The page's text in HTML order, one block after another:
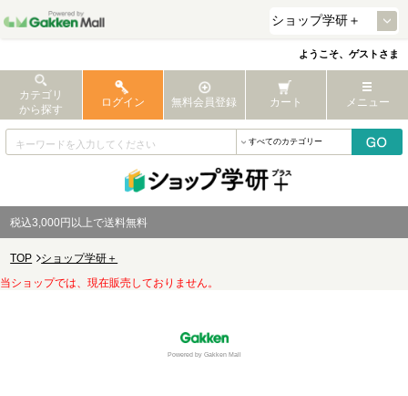
ようこそ、ゲストさま
カテゴリ
から探す
ログイン 無料会員登録 カート メニュー
税込3,000円以上で送料無料
TOP
ショップ学研＋
当ショップでは、現在販売しておりません。
Powered by Gakken Mall